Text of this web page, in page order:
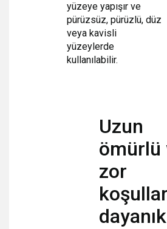
yüzeye yapışır ve
pürüzsüz, pürüzlü, düz
veya kavisli
yüzeylerde
kullanılabilir.
Uzun
ömürlü
zor